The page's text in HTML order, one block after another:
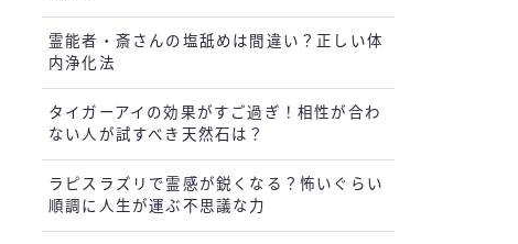
霊能者・斎さんの塩舐めは間違い？正しい体
内浄化法
タイガーアイの効果がすご過ぎ！相性が合わ
ない人が試すべき天然石は？
ラピスラズリで霊感が鋭くなる？怖いぐらい
順調に人生が運ぶ不思議な力